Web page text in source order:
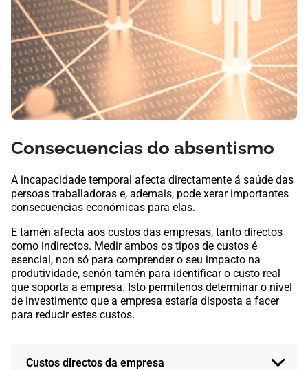
Consecuencias do absentismo
A incapacidade temporal afecta directamente á saúde das
persoas traballadoras e, ademais, pode xerar importantes
consecuencias económicas para elas.
E tamén afecta aos custos das empresas, tanto directos
como indirectos. Medir ambos os tipos de custos é
esencial, non só para comprender o seu impacto na
produtividade, senón tamén para identificar o custo real
que soporta a empresa. Isto permítenos determinar o nivel
de investimento que a empresa estaría disposta a facer
para reducir estes custos.
Custos directos da empresa